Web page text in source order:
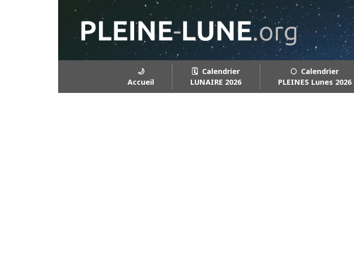
🌙
Accueil
🗓️ Calendrier
LUNAIRE 2026
🌕 Calendrier
PLEINES Lunes 2026